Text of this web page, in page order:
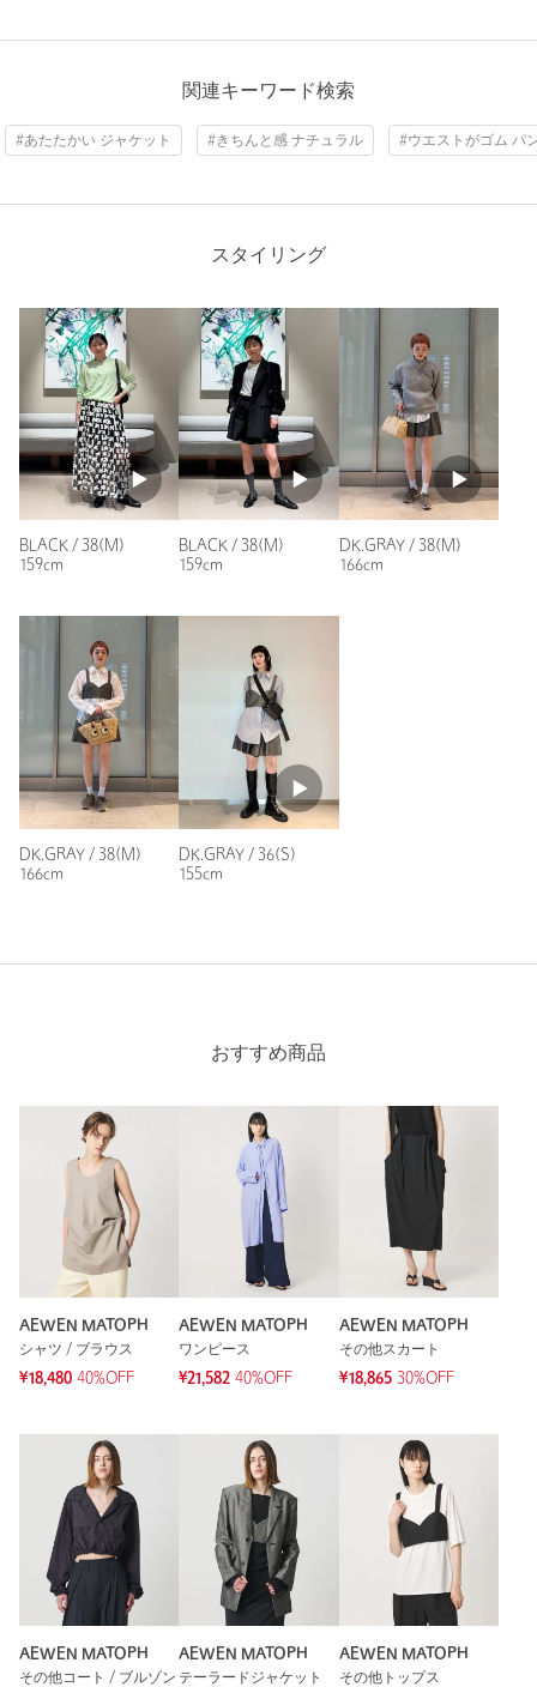
品名：AMW LI/W TUCK CULOTTE 品番：87192020021
返品 対象商品 返品等について
対象外商品
カテゴリー パンツ | ショート / ハーフパンツ
サイズ 36(S) 38(M)
素材
表生地；ウール52％ リネン48％ 裏生地；キュプラ
100％
洗濯表示 ドライクリーニング 洗濯表示について
原産国 日本製
商品番号 8719-2-020021
関連キーワード検索
#あたたかい ジャケット #きちんと感 ナチュラル #ウエストがゴム パ
スタイリング
BLACK / 38(M)
159cm
BLACK / 38(M)
159cm
DK.GRAY / 38(M)
166cm
DK.GRAY / 38(M)
166cm
DK.GRAY / 36(S)
155cm
おすすめ商品
AEWEN MATOPH
シャツ / ブラウス
¥18,480 40%OFF
AEWEN MATOPH
ワンピース
¥21,582 40%OFF
AEWEN MATOPH
その他スカート
¥18,865 30%OFF
AEWEN MATOPH
その他コート / ブルゾン
AEWEN MATOPH
テーラードジャケット
AEWEN MATOPH
その他トップス